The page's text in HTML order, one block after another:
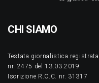
CHI SIAMO
Testata giornalistica
nr. 2475 del 13.03.2019
Iscrizione R.O.C. nr. 31317